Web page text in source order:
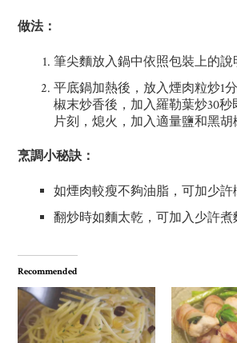
做法：
筆尖麵放入鍋中依照包裝上的說
平底鍋加熱後，放入煙肉粒炒1
椒末炒香後，加入羅勒葉炒30
片刻，熄火，加入適量鹽和黑胡
烹調小秘訣：
如煙肉較瘦不夠油脂，可加少許
翻炒時如麵太乾，可加入少許煮
Recommended